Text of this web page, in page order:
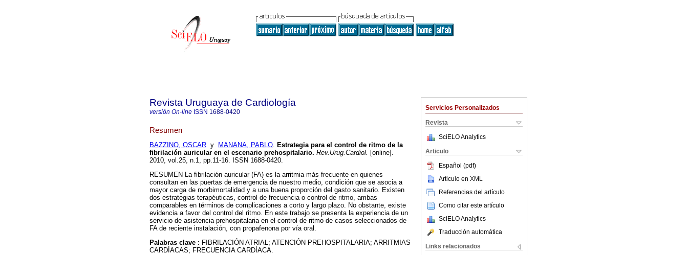
Servicios Personalizados
Revista
SciELO Analytics
Articulo
Español (pdf)
Articulo en XML
Referencias del artículo
Como citar este artículo
SciELO Analytics
Traducción automática
Links relacionados
Revista Uruguaya de Cardiología
versión On-line ISSN 1688-0420
Resumen
BAZZINO, OSCAR y MANANA, PABLO. Estrategia para el control de ritmo de la
fibrilación auricular en el escenario prehospitalario. Rev.Urug.Cardiol. [online].
2010, vol.25, n.1, pp.11-16. ISSN 1688-0420.
RESUMEN La fibrilación auricular (FA) es la arritmia más frecuente en quienes
consultan en las puertas de emergencia de nuestro medio, condición que se asocia a
mayor carga de morbimortalidad y a una buena proporción del gasto sanitario. Existen
dos estrategias terapéuticas, control de frecuencia o control de ritmo, ambas
comparables en términos de complicaciones a corto y largo plazo. No obstante, existe
evidencia a favor del control del ritmo. En este trabajo se presenta la experiencia de un
servicio de asistencia prehospitalaria en el control de ritmo de casos seleccionados de
FA de reciente instalación, con propafenona por vía oral.
Palabras clave : FIBRILACIÓN ATRIAL; ATENCIÓN PREHOSPITALARIA; ARRITMIAS
CARDÍACAS; FRECUENCIA CARDÍACA.